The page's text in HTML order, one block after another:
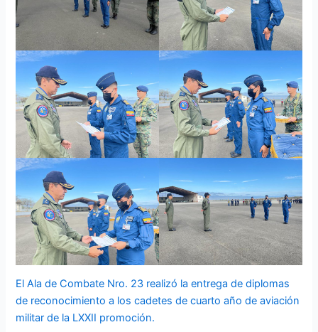
El Ala de Combate Nro. 23 realizó la entrega de diplomas
de reconocimiento a los cadetes de cuarto año de aviación
militar de la LXXII promoción.